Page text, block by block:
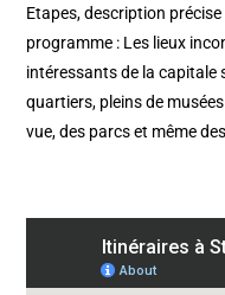
Etapes, description
programme : Les lieux
intéressants de la capitale
quartiers, pleins de
vue, des parcs et même